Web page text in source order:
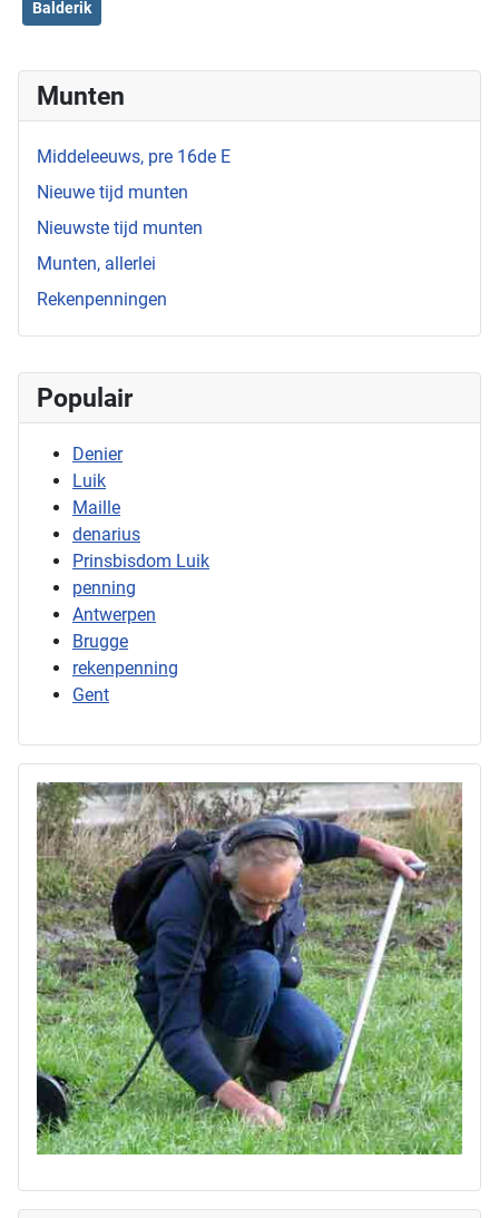
Populair
Denier
Luik
Maille
denarius
Prinsbisdom Luik
penning
Antwerpen
Brugge
rekenpenning
Gent
Balderik
Munten
Middeleeuws, pre 16de E
Nieuwe tijd munten
Nieuwste tijd munten
Munten, allerlei
Rekenpenningen